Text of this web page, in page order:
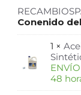
Conenido
1 ×
48